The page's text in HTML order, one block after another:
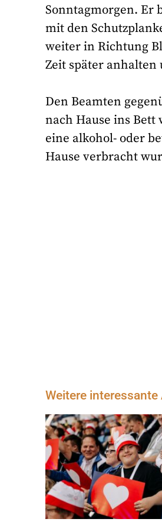
Sonntagmorgen. Er
mit den
weiter in Richtung
Zeit später anhalten
Den Beamten
nach Hause ins
eine alkohol- oder
Hause verbracht
Weitere interessante